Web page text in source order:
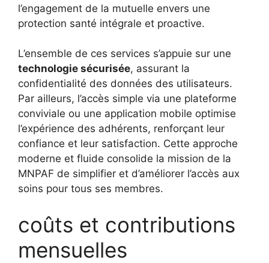
l’engagement de la mutuelle envers une
protection santé intégrale et proactive.
L’ensemble de ces services s’appuie sur une
technologie sécurisée, assurant la
confidentialité des données des utilisateurs.
Par ailleurs, l’accès simple via une plateforme
conviviale ou une application mobile optimise
l’expérience des adhérents, renforçant leur
confiance et leur satisfaction. Cette approche
moderne et fluide consolide la mission de la
MNPAF de simplifier et d’améliorer l’accès aux
soins pour tous ses membres.
coûts et contributions
mensuelles